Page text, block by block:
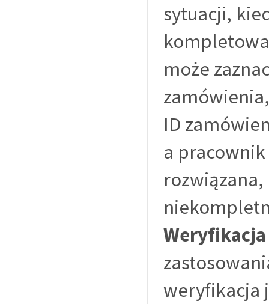
sytuacji,
może
ID
a
weryfikacja